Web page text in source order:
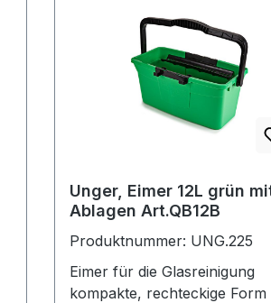
Unger, Eimer 12L grün
Ablagen Art.QB12B
Produktnummer: UNG.225
Eimer für die Glasreinigung
kompakte, rechteckige Form